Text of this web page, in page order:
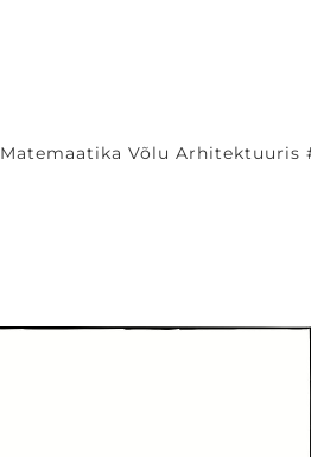
Matemaatika Võlu Arhitektuuris